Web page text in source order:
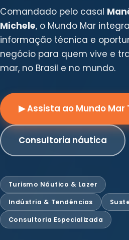
Comandado pelo casal
Michele, o Mundo Mar
informação técnica e
negócio para quem vive e
mar, no Brasil e no mundo.
▶ Assista ao Mundo Mar
Consultoria náutica
Turismo Náutico & Lazer
Indústria & Tendências
Consultoria Especializada